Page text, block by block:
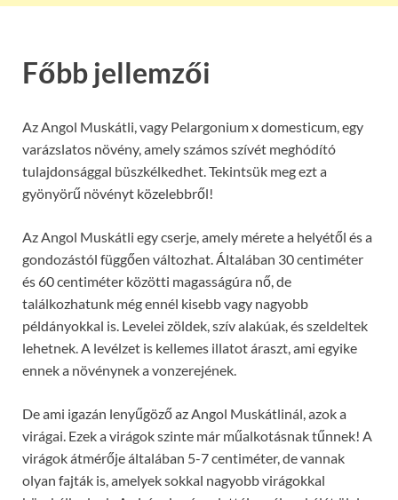
Főbb jellemzői
Az Angol Muskátli, vagy Pelargonium x domesticum, egy
varázslatos növény, amely számos szívét meghódító
tulajdonsággal büszkélkedhet. Tekintsük meg ezt a
gyönyörű növényt közelebbről!
Az Angol Muskátli egy cserje, amely mérete a helyétől és a
gondozástól függően változhat. Általában 30 centiméter
és 60 centiméter közötti magasságúra nő, de
találkozhatunk még ennél kisebb vagy nagyobb
példányokkal is. Levelei zöldek, szív alakúak, és szeldeltek
lehetnek. A levélzet is kellemes illatot áraszt, ami egyike
ennek a növénynek a vonzerejének.
De ami igazán lenyűgöző az Angol Muskátlinál, azok a
virágai. Ezek a virágok szinte már műalkotásnak tűnnek! A
virágok átmérője általában 5-7 centiméter, de vannak
olyan fajták is, amelyek sokkal nagyobb virágokkal